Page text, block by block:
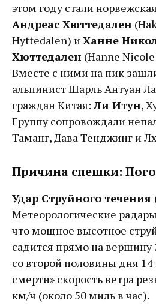
этом году стали
Андреас Хюттедален
Hyttedalen) и Ханне
Хюттедален (Hanne
Вместе с ними на пик
альпинист Шарль Антуан
граждан Китая: Ли Итун,
Группу сопровождали
Таманг, Дава Тенджинг и
Причина спешки:
Удар Струйного течения
Метеорологические
что мощное высотное
садится прямо на вершину
со второй половины дня 14
смерти» скорость ветра
км/ч (около 50 миль в час).